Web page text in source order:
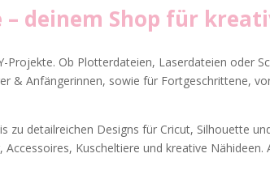
– deinem Shop für
Ob Plotterdateien, Laserdateien oder
& Anfängerinnen, sowie für Fortgeschrittene,
detailreichen Designs für Cricut, Silhouette
Kuscheltiere und kreative